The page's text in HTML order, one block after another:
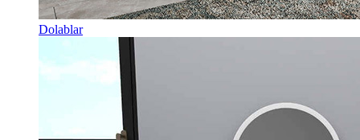
Dolablar